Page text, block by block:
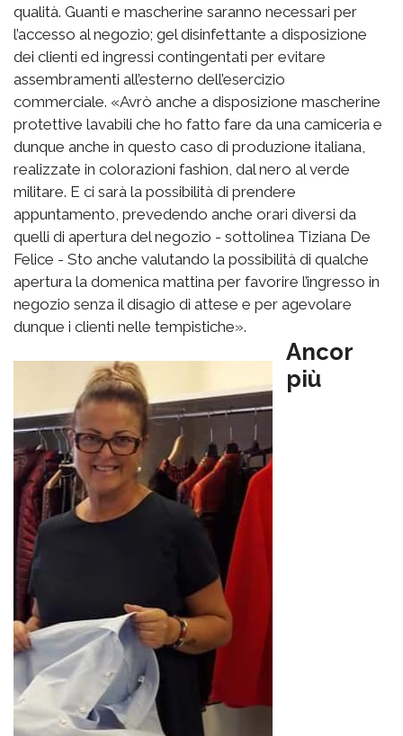
qualità. Guanti e mascherine saranno necessari per
l’accesso al negozio; gel disinfettante a disposizione
dei clienti ed ingressi contingentati per evitare
assembramenti all’esterno dell’esercizio
commerciale. «Avrò anche a disposizione mascherine
protettive lavabili che ho fatto fare da una camiceria e
dunque anche in questo caso di produzione italiana,
realizzate in colorazioni fashion, dal nero al verde
militare. E ci sarà la possibilità di prendere
appuntamento, prevedendo anche orari diversi da
quelli di apertura del negozio - sottolinea Tiziana De
Felice - Sto anche valutando la possibilità di qualche
apertura la domenica mattina per favorire l’ingresso in
negozio senza il disagio di attese e per agevolare
dunque i clienti nelle tempistiche».
Ancor
più